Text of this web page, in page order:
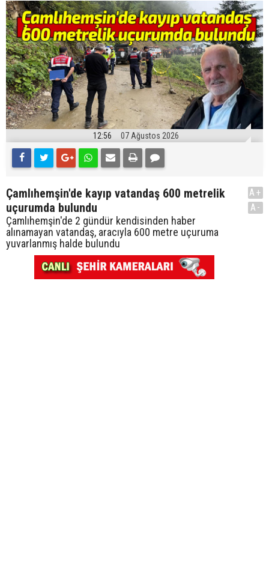
12:56 07 Ağustos 2026
Çamlıhemşin'de kayıp vatandaş 600 metrelik
uçurumda bulundu
Çamlıhemşin'de 2 gündür kendisinden haber
alınamayan vatandaş, aracıyla 600 metre uçuruma
yuvarlanmış halde bulundu
A+
A-